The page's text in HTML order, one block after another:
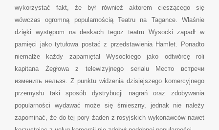
wykorzystać fakt, że był również aktorem cieszącego się
wówczas ogromną popularnością Teatru na Tagance. Właśnie
dzięki występom na deskach tegoż teatru Wysocki zapadł w
pamięci jako tytułowa postać z przedstawienia Hamlet. Ponadto
niemalże każdy zapamiętał Wysockiego jako odtwórcę roli
kapitana Żegłowa z telewizyjnego serialu Место встречи
изменить нельзя. Z punktu widzenia dzisiejszego komercyjnego
przemysłu taki sposób dystrybucji nagrań oraz zdobywania
popularności wydawać może się śmieszny, jednak nie należy
zapominać, że do tej pory żaden z rosyjskich wykonawców nawet